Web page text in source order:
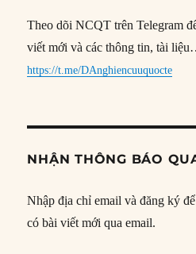
Theo dõi NCQT trên Telegram
viết mới và các thông tin, tài
https://t.me/DAnghiencuuquocte
NHẬN THÔNG BÁO
Nhập địa chỉ email và đăng ký
có bài viết mới qua email.